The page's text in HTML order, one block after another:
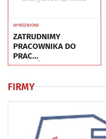
WYRÓŻNIONE
ZATRUDNIMY
PRACOWNIKA DO
PRAC
WYKOŃCZENIOWYCH
FIRMY